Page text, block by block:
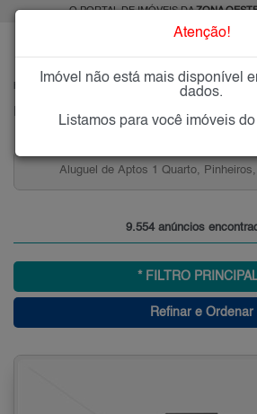
O PORTAL DE IMÓVEIS DAZONA
Imóveis à Venda ou para Alugar na Zona
Apartamentos 3
9.554 anúncios
* FILTRO
Refinar e Ordenar
Atenção!
Imóvel não está mais disponível
dados.
Listamos para você imóveis